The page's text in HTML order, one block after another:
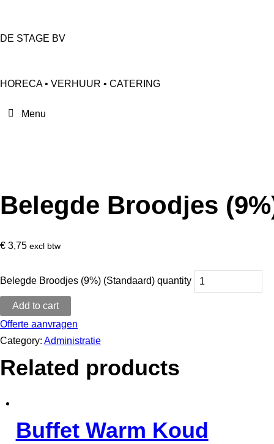
DE STAGE BV
HORECA • VERHUUR • CATERING
Belegde Broodjes
€ 3,75 excl btw
Belegde Broodjes (9%) (Standaard) quantity
Add to cart
Offerte aanvragen
Category: Administratie
Related products
Buffet Warm Koud